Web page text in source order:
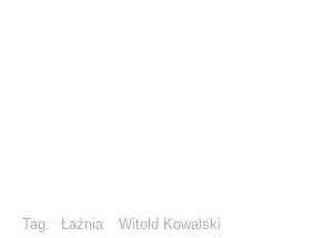
Tag: Łaźnia Witold Kowalski